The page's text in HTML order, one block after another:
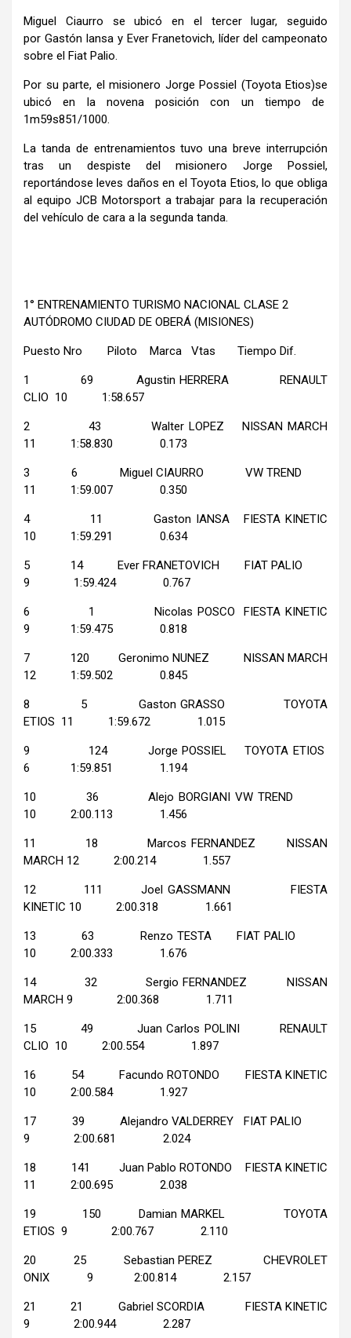
Miguel Ciaurro se ubicó en el tercer lugar, seguido
por Gastón Iansa y Ever Franetovich, líder del campeonato
sobre el Fiat Palio.
Por su parte, el misionero Jorge Possiel (Toyota Etios)se
ubicó en la novena posición con un tiempo de
1m59s851/1000.
La tanda de entrenamientos tuvo una breve interrupción
tras un despiste del misionero Jorge Possiel,
reportándose leves daños en el Toyota Etios, lo que obliga
al equipo JCB Motorsport a trabajar para la recuperación
del vehículo de cara a la segunda tanda.
1° ENTRENAMIENTO TURISMO NACIONAL CLASE 2
AUTÓDROMO CIUDAD DE OBERÁ (MISIONES)
Puesto Nro Piloto Marca Vtas Tiempo Dif.
1 69 Agustin HERRERA RENAULT
CLIO 10 1:58.657
2 43 Walter LOPEZ NISSAN MARCH
11 1:58.830 0.173
3 6 Miguel CIAURRO VW TREND
11 1:59.007 0.350
4 11 Gaston IANSA FIESTA KINETIC
10 1:59.291 0.634
5 14 Ever FRANETOVICH FIAT PALIO
9 1:59.424 0.767
6 1 Nicolas POSCO FIESTA KINETIC
9 1:59.475 0.818
7 120 Geronimo NUNEZ NISSAN MARCH
12 1:59.502 0.845
8 5 Gaston GRASSO TOYOTA
ETIOS 11 1:59.672 1.015
9 124 Jorge POSSIEL TOYOTA ETIOS
6 1:59.851 1.194
10 36 Alejo BORGIANI VW TREND
10 2:00.113 1.456
11 18 Marcos FERNANDEZ NISSAN
MARCH 12 2:00.214 1.557
12 111 Joel GASSMANN FIESTA
KINETIC 10 2:00.318 1.661
13 63 Renzo TESTA FIAT PALIO
10 2:00.333 1.676
14 32 Sergio FERNANDEZ NISSAN
MARCH 9 2:00.368 1.711
15 49 Juan Carlos POLINI RENAULT
CLIO 10 2:00.554 1.897
16 54 Facundo ROTONDO FIESTA KINETIC
10 2:00.584 1.927
17 39 Alejandro VALDERREY FIAT PALIO
9 2:00.681 2.024
18 141 Juan Pablo ROTONDO FIESTA KINETIC
11 2:00.695 2.038
19 150 Damian MARKEL TOYOTA
ETIOS 9 2:00.767 2.110
20 25 Sebastian PEREZ CHEVROLET
ONIX 9 2:00.814 2.157
21 21 Gabriel SCORDIA FIESTA KINETIC
9 2:00.944 2.287